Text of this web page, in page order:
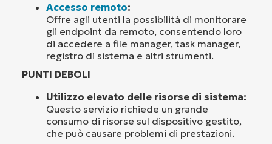
Accesso remoto:
Offre agli utenti la possibilità di monitorare
gli endpoint da remoto, consentendo loro
di accedere a file manager, task manager,
registro di sistema e altri strumenti.
PUNTI DEBOLI
Utilizzo elevato delle risorse di sistema:
Questo servizio richiede un grande
consumo di risorse sul dispositivo gestito,
che può causare problemi di prestazioni.